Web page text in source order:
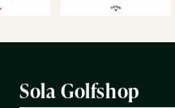
Sola Golfshop